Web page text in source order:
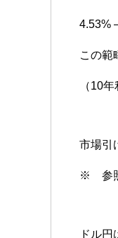
4.53%
この範
（10
市場引
※ 参
ドル円